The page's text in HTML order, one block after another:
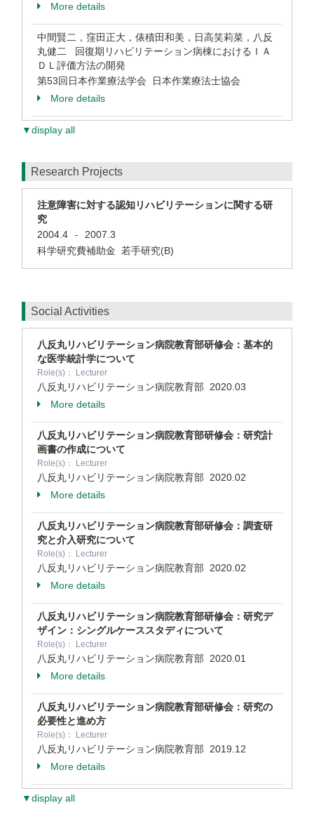
More details
中間賢二，窪田正大，俵積田和美，日高笑莉菜，八反
丸健二 回復期リハビリテーション病棟におけるＩＡ
ＤＬ評価方法の開発
第53回日本作業療法学会 日本作業療法士協会
More details
▼display all
Research Projects
注意障害に対する認知リハビリテーションに関する研
究
2004.4
-
2007.3
科学研究費補助金 若手研究(B)
Social Activities
八反丸リハビリテーション病院教育部研修会：基本的
な医学統計学について
Role(s)： Lecturer
八反丸リハビリテーション病院教育部 2020.03
More details
八反丸リハビリテーション病院教育部研修会：研究計
画書の作成について
Role(s)： Lecturer
八反丸リハビリテーション病院教育部 2020.02
More details
八反丸リハビリテーション病院教育部研修会：調査研
究と介入研究について
Role(s)： Lecturer
八反丸リハビリテーション病院教育部 2020.02
More details
八反丸リハビリテーション病院教育部研修会：研究デ
ザイン：シングルケーススタディについて
Role(s)： Lecturer
八反丸リハビリテーション病院教育部 2020.01
More details
八反丸リハビリテーション病院教育部研修会：研究の
必要性と進め方
Role(s)： Lecturer
八反丸リハビリテーション病院教育部 2019.12
More details
▼display all